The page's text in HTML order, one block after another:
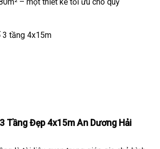
Tầng Đẹp 4x15m An Dương Hải